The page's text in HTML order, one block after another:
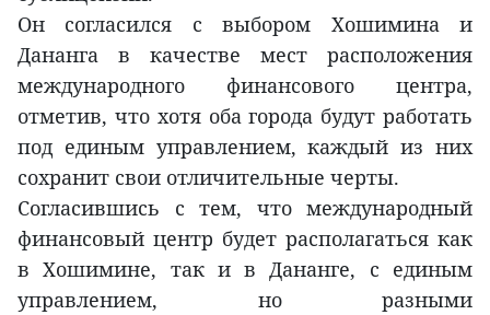
Он согласился с выбором Хошимина и
Дананга в качестве мест расположения
международного финансового центра,
отметив, что хотя оба города будут работать
под единым управлением, каждый из них
сохранит свои отличительные черты.
Согласившись с тем, что международный
финансовый центр будет располагаться как
в Хошимине, так и в Дананге, с единым
управлением, но разными